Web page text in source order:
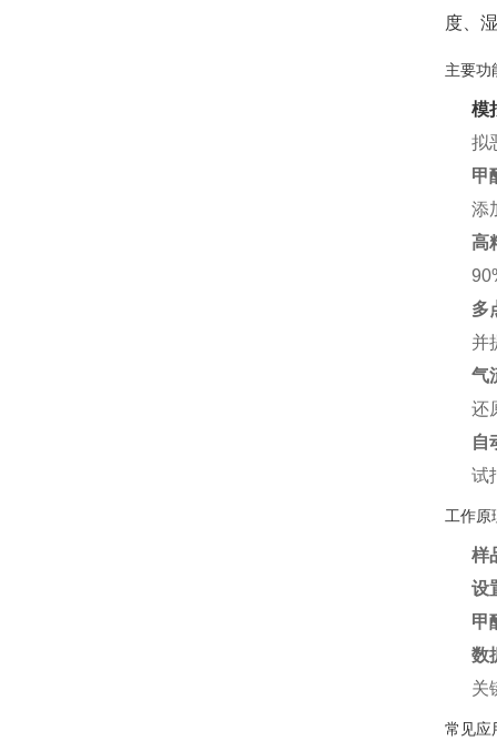
度、
主要功
模
拟
甲
添
高
多
并
气
还
自
试
工作原
样
设
甲
数
关
常见应